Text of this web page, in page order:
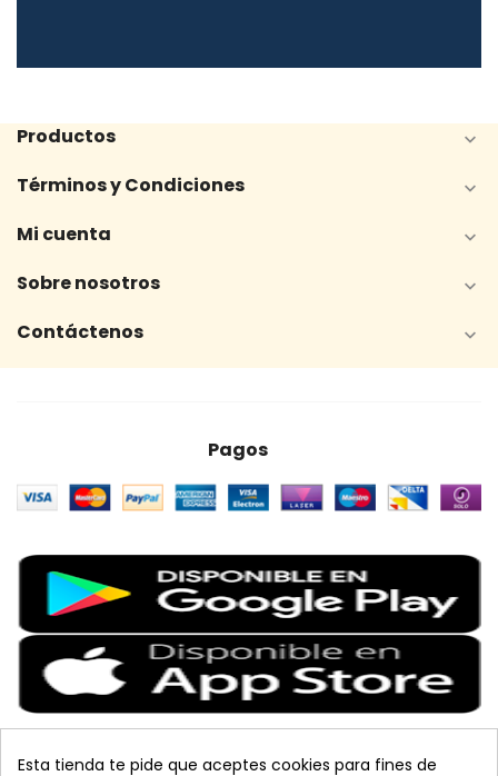
Productos 
Términos y Condiciones 
Mi cuenta 
Sobre nosotros 
Contáctenos 
Pagos
Esta tienda te pide que aceptes cookies para fines de